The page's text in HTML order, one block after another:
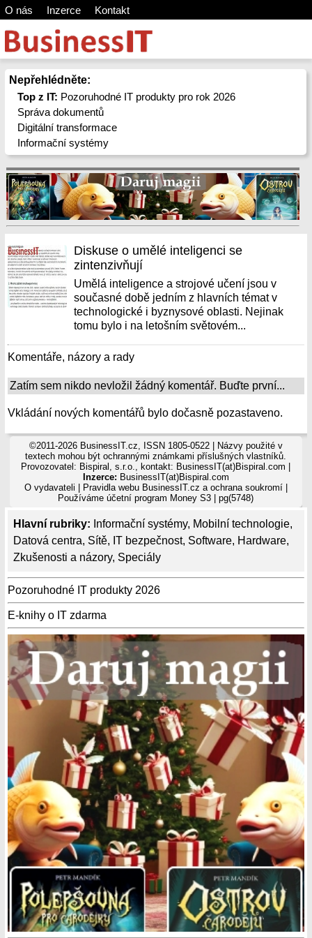
O nás Inzerce Kontakt
Nepřehlédněte:
Top z IT: Pozoruhodné IT produkty pro rok 2026
Správa dokumentů
Digitální transformace
Informační systémy
Hlavní rubriky: Informační systémy, Mobilní technologie,
Datová centra, Sítě, IT bezpečnost, Software, Hardware,
Zkušenosti a názory, Speciály
Pozoruhodné IT produkty 2026
E-knihy o IT zdarma
Diskuse o umělé inteligenci se
zintenzivňují
Umělá inteligence a strojové učení jsou v
současné době jedním z hlavních témat v
technologické i byznysové oblasti. Nejinak
tomu bylo i na letošním světovém...
Komentáře, názory a rady
Zatím sem nikdo nevložil žádný komentář. Buďte první...
Vkládání nových komentářů bylo dočasně pozastaveno.
©2011-2026 BusinessIT.cz, ISSN 1805-0522 | Názvy použité v
textech mohou být ochrannými známkami příslušných vlastníků.
Provozovatel: Bispiral, s.r.o., kontakt: BusinessIT(at)Bispiral.com |
Inzerce: BusinessIT(at)Bispiral.com
O vydavateli
Pravidla webu BusinessIT.cz a ochrana soukromí|
Používámeúčetní program Money S3 | pg(5748)